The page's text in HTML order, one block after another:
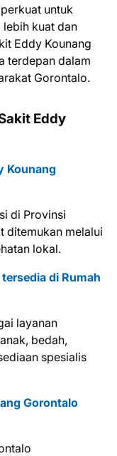
untuk
lebih kuat dan
Eddy Kounang
terdepan dalam
Gorontalo.
Eddy
Kounang
di Provinsi
ditemukan melalui
lokal.
di Rumah
layanan
bedah,
spesialis
Gorontalo